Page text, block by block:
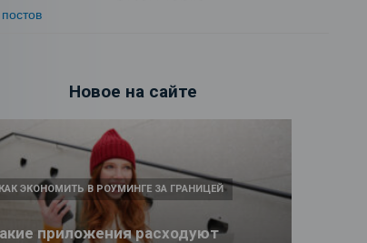
постов
Новое на сайте
приложения расходуют
КАК ЭКОНОМИТЬ В РОУМИНГЕ ЗА ГРАНИЦЕЙ